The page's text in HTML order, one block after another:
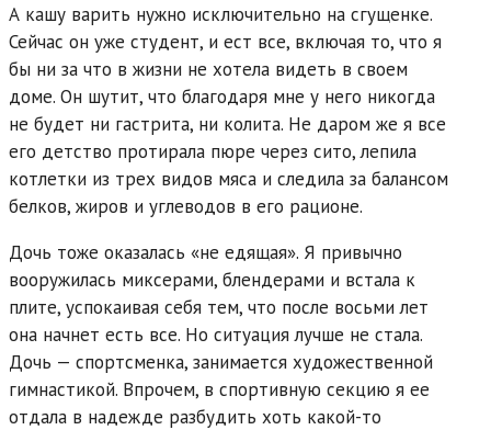
А кашу варить нужно исключительно на сгущенке.
Сейчас он уже студент, и ест все, включая то, что я
бы ни за что в жизни не хотела видеть в своем
доме. Он шутит, что благодаря мне у него никогда
не будет ни гастрита, ни колита. Не даром же я все
его детство протирала пюре через сито, лепила
котлетки из трех видов мяса и следила за балансом
белков, жиров и углеводов в его рационе.
Дочь тоже оказалась «не едящая». Я привычно
вооружилась миксерами, блендерами и встала к
плите, успокаивая себя тем, что после восьми лет
она начнет есть все. Но ситуация лучше не стала.
Дочь — спортсменка, занимается художественной
гимнастикой. Впрочем, в спортивную секцию я ее
отдала в надежде разбудить хоть какой-то